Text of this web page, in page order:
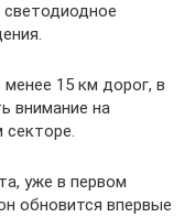
светодиодное
15 км дорог, в
внимание на
секторе.
уже в первом
обновится впервые